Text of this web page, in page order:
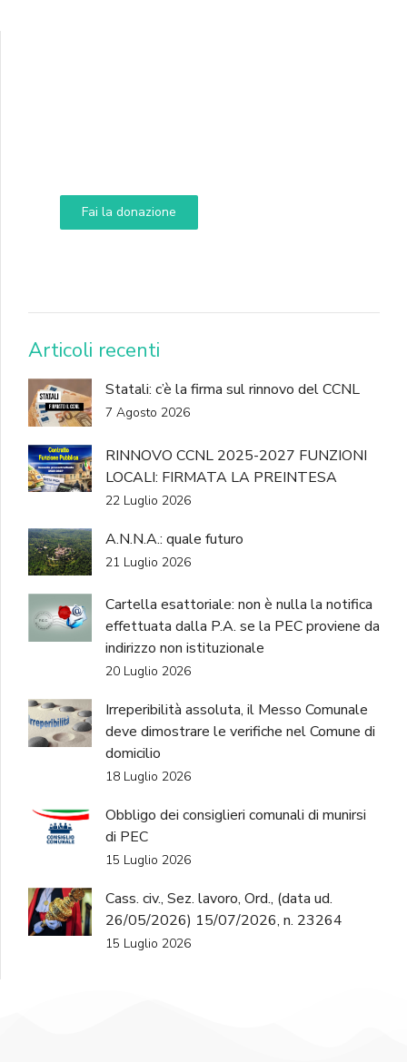
Fai la donazione
DONA
Articoli recenti
Statali: c’è la firma sul rinnovo del CCNL
7 Agosto 2026
RINNOVO CCNL 2025-2027 FUNZIONI
LOCALI: FIRMATA LA PREINTESA
22 Luglio 2026
A.N.N.A.: quale futuro
21 Luglio 2026
Cartella esattoriale: non è nulla la notifica
effettuata dalla P.A. se la PEC proviene da
indirizzo non istituzionale
20 Luglio 2026
Irreperibilità assoluta, il Messo Comunale
deve dimostrare le verifiche nel Comune di
domicilio
18 Luglio 2026
Obbligo dei consiglieri comunali di munirsi
di PEC
15 Luglio 2026
Cass. civ., Sez. lavoro, Ord., (data ud.
26/05/2026) 15/07/2026, n. 23264
15 Luglio 2026